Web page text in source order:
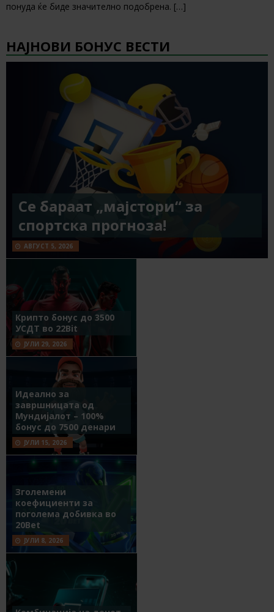
понуда ќе биде значително подобрена. […]
НАЈНОВИ БОНУС ВЕСТИ
Се бараат „мајстори“ за
спортска прогноза!
АВГУСТ 5, 2026
Крипто бонус до 3500
УСДТ во 22Bit
ЈУЛИ 29, 2026
Идеално за
завршницата од
Мундијалот – 100%
бонус до 7500 денари
ЈУЛИ 15, 2026
Зголемени
коефициенти за
поголема добивка во
20Bet
ЈУЛИ 8, 2026